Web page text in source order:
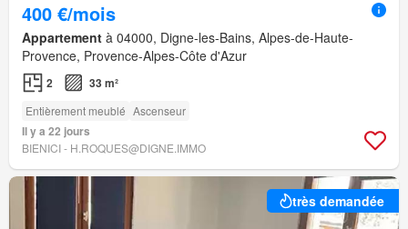
400 €/mois
Appartement à 04000, Digne-les-Bains, Alpes-de-Haute-
Provence, Provence-Alpes-Côte d'Azur
2 33 m²
Entièrement meublé Ascenseur
Il y a 22 jours
BIENICI - H.ROQUES@DIGNE.IMMO
très demandée